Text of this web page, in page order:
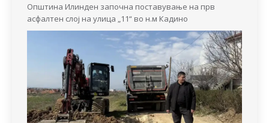
Општина Илинден започна поставување на прв
асфалтен слој на улица „11“ во н.м Кадино